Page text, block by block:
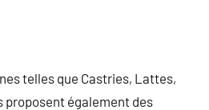
telles que Castries, Lattes,
proposent également des